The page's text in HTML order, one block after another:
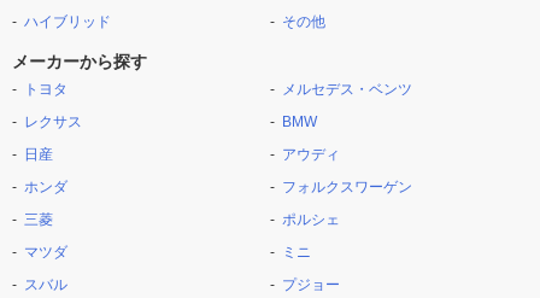
ハイブリッド
その他
メーカーから探す
トヨタ
レクサス
日産
ホンダ
三菱
マツダ
スバル
メルセデス・ベンツ
BMW
アウディ
フォルクスワーゲン
ポルシェ
ミニ
プジョー